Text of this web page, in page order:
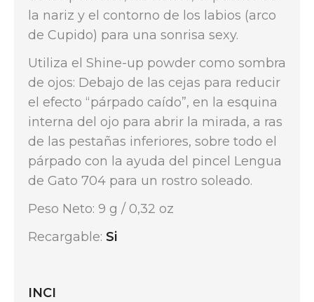
la nariz y el contorno de los labios (arco
de Cupido) para una sonrisa sexy.
Utiliza el Shine-up powder como sombra
de ojos: Debajo de las cejas para reducir
el efecto “párpado caído”, en la esquina
interna del ojo para abrir la mirada, a ras
de las pestañas inferiores, sobre todo el
párpado con la ayuda del pincel Lengua
de Gato 704 para un rostro soleado.
Peso Neto: 9 g / 0,32 oz
Recargable: Si
INCI